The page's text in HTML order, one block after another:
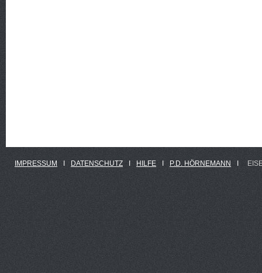
IMPRESSUM DATENSCHUTZ HILFE P.D. HÖRNEMANN